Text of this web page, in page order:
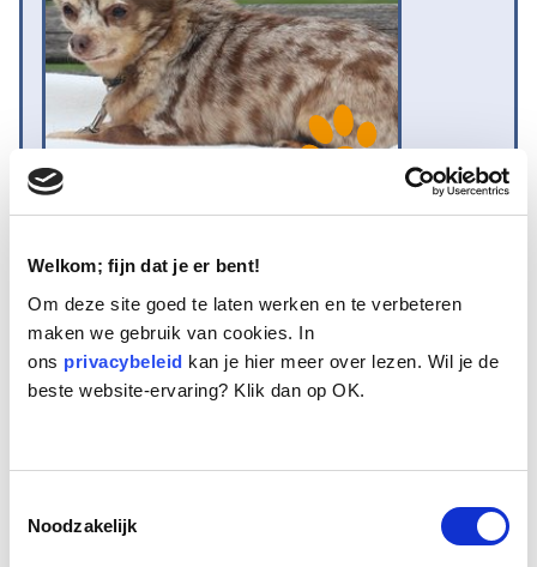
Welkom; fijn dat je er bent!
Om deze site goed te laten werken en te verbeteren
maken we gebruik van cookies. In
ons privacybeleid kan je hier meer over lezen. Wil je de
beste website-ervaring? Klik dan op OK.
Noodzakelijk
Leeftijd: 12
Ras/type: Chihuahua
Geslacht: Reu
Reden opvang: Gezondheid eigenaren
Hoeveel dagen te gast geweest: 31 dagen
Dewi is een red-merle kleurig Chihuahuatje van 12 jaar oud. Het is
een reutje dat in de opvang Spikkel wordt genoemd. Hij is voorzichtig